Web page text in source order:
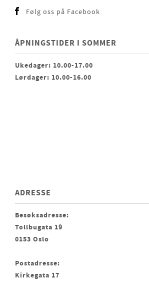
Følg oss på Facebook
ÅPNINGSTIDER I SOMMER
Ukedager: 10.00-17.00
Lørdager: 10.00-16.00
ADRESSE
Besøksadresse:
Tollbugata 19
0153 Oslo
Postadresse:
Kirkegata 17